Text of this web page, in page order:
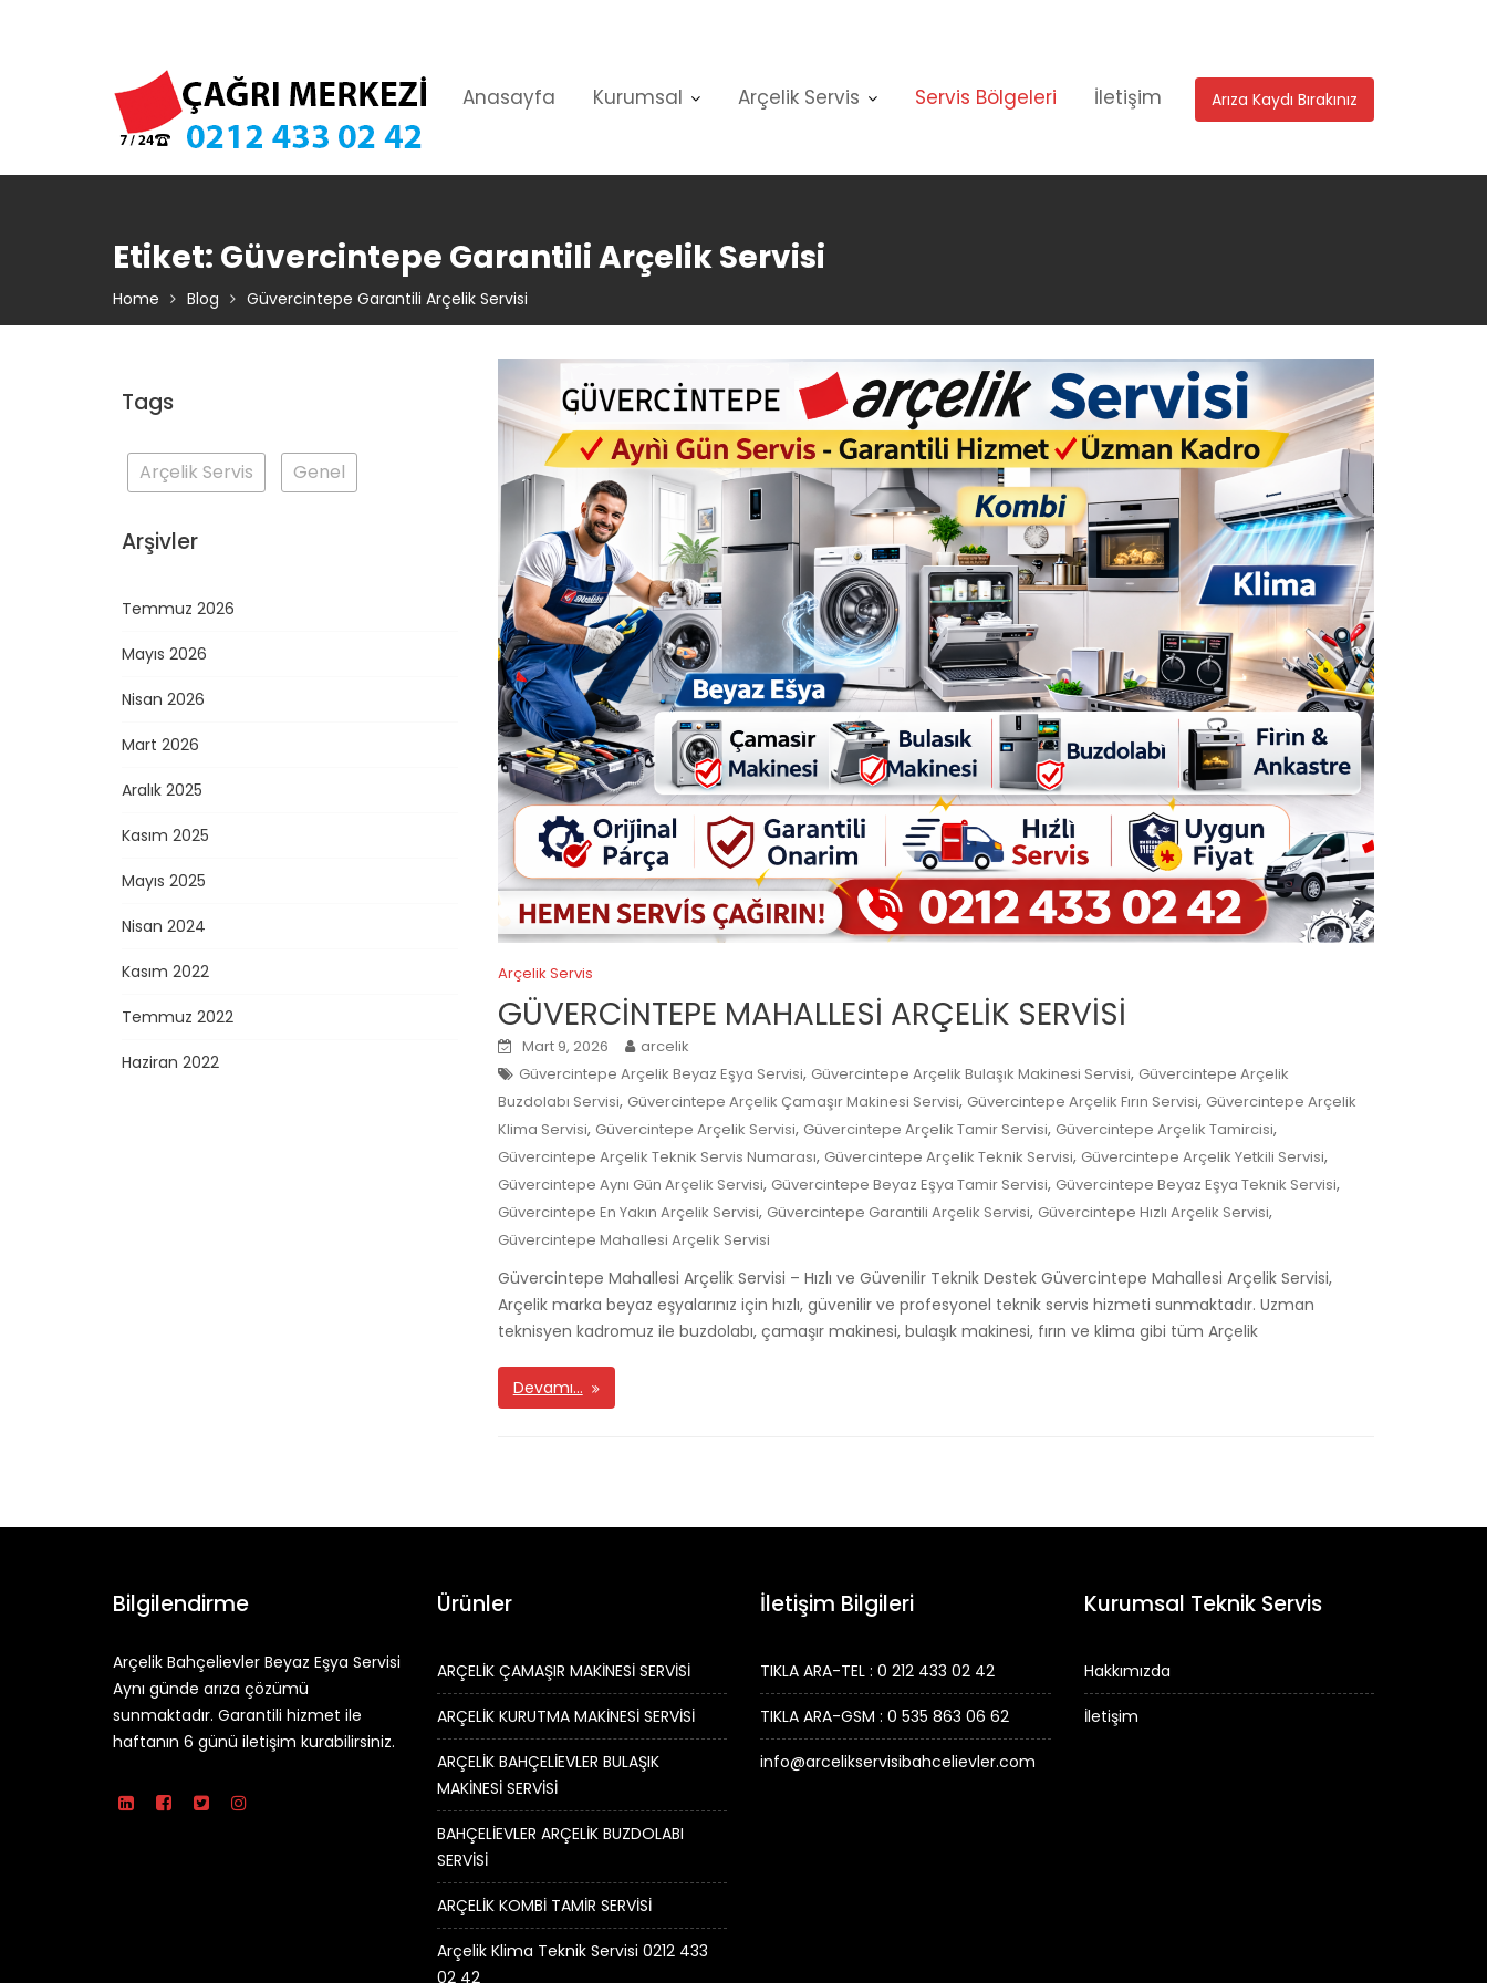
Arıza Kaydı Bırakınız
Anasayfa Kurumsal Arçelik Servis Servis Bölgeleri İletişim
Etiket: Güvercintepe Garantili Arçelik Servisi
Home Blog Güvercintepe Garantili Arçelik Servisi
Arçelik Servis
GÜVERCİNTEPE MAHALLESİ ARÇELİK SERVİSİ
Mart 9, 2026
arcelik
Güvercintepe Arçelik Beyaz Eşya Servisi, Güvercintepe Arçelik Bulaşık Makinesi Servisi, Güvercintepe Arçelik
Buzdolabı Servisi, Güvercintepe Arçelik Çamaşır Makinesi Servisi, Güvercintepe Arçelik Fırın Servisi, Güvercintepe Arçelik
Klima Servisi, Güvercintepe Arçelik Servisi, Güvercintepe Arçelik Tamir Servisi, Güvercintepe Arçelik Tamircisi,
Güvercintepe Arçelik Teknik Servis Numarası, Güvercintepe Arçelik Teknik Servisi, Güvercintepe Arçelik Yetkili Servisi,
Güvercintepe Aynı Gün Arçelik Servisi, Güvercintepe Beyaz Eşya Tamir Servisi, Güvercintepe Beyaz Eşya Teknik Servisi,
Güvercintepe En Yakın Arçelik Servisi, Güvercintepe Garantili Arçelik Servisi, Güvercintepe Hızlı Arçelik Servisi,
Güvercintepe Mahallesi Arçelik Servisi
Güvercintepe Mahallesi Arçelik Servisi – Hızlı ve Güvenilir Teknik Destek Güvercintepe Mahallesi Arçelik Servisi,
Arçelik marka beyaz eşyalarınız için hızlı, güvenilir ve profesyonel teknik servis hizmeti sunmaktadır. Uzman
teknisyen kadromuz ile buzdolabı, çamaşır makinesi, bulaşık makinesi, fırın ve klima gibi tüm Arçelik
Devamı…
Tags
Arçelik Servis Genel
Arşivler
Temmuz 2026
Mayıs 2026
Nisan 2026
Mart 2026
Aralık 2025
Kasım 2025
Mayıs 2025
Nisan 2024
Kasım 2022
Temmuz 2022
Haziran 2022
Bilgilendirme
Arçelik Bahçelievler Beyaz Eşya Servisi
Aynı günde arıza çözümü
sunmaktadır. Garantili hizmet ile
haftanın 6 günü iletişim kurabilirsiniz.
Ürünler
ARÇELİK ÇAMAŞIR MAKİNESİ SERVİSİ
ARÇELİK KURUTMA MAKİNESİ SERVİSİ
ARÇELİK BAHÇELİEVLER BULAŞIK
MAKİNESİ SERVİSİ
BAHÇELİEVLER ARÇELİK BUZDOLABI
SERVİSİ
ARÇELİK KOMBİ TAMİR SERVİSİ
Arçelik Klima Teknik Servisi 0212 433
02 42
İletişim Bilgileri
TIKLA ARA-TEL : 0 212 433 02 42
TIKLA ARA-GSM : 0 535 863 06 62
info@arcelikservisibahcelievler.com
Kurumsal Teknik Servis
Hakkımızda
İletişim